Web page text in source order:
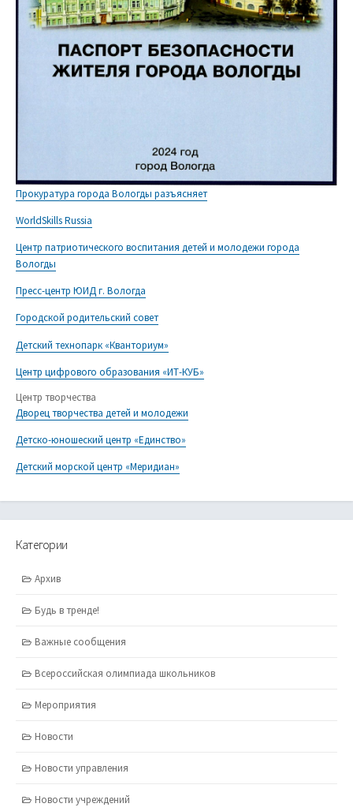
Прокуратура города Вологды разъясняет
WorldSkills Russia
Центр патриотического воспитания детей и молодежи города
Вологды
Пресс-центр ЮИД г. Вологда
Городской родительский совет
Детский технопарк «Кванториум»
Центр цифрового образования «ИТ-КУБ»
Центр творчества
Дворец творчества детей и молодежи
Детско-юношеский центр «Единство»
Детский морской центр «Меридиан»
Категории
Архив
Будь в тренде!
Важные сообщения
Всероссийская олимпиада школьников
Мероприятия
Новости
Новости управления
Новости учреждений